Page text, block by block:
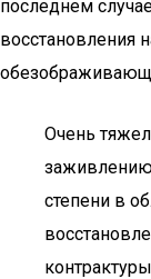
последнем
восстановления
Очень
степени в